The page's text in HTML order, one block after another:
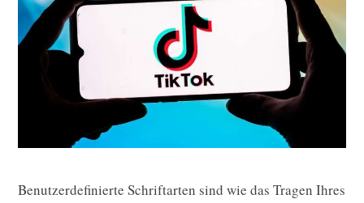
Benutzerdefinierte Schriftarten sind wie das Tragen Ihres